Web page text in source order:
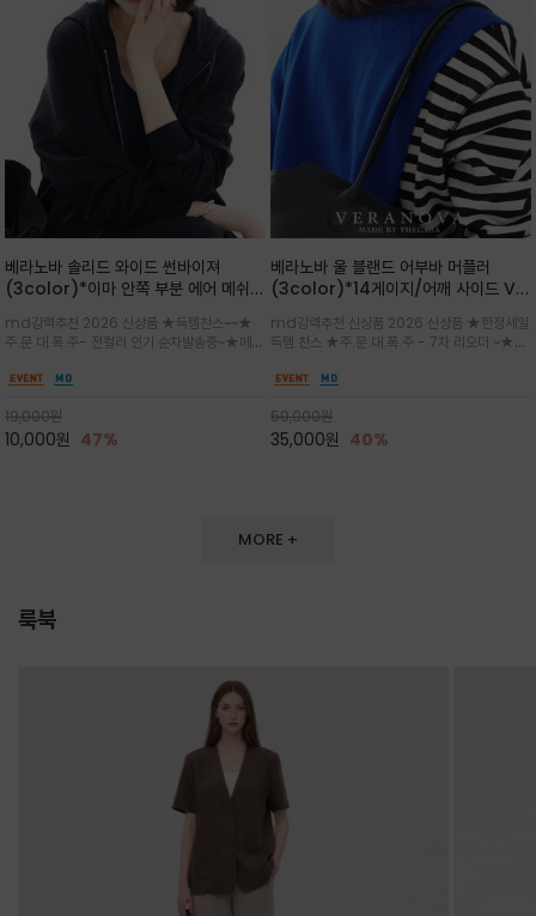
베라노바 솔리드 와이드 썬바이져
(3color)*이마 안쪽 부분 에어 메쉬
노바 심볼 전사 인쇄(Transfer
Printing)뒷밴딩으로 사이즈 조절이 가
능해 누구나 안정적으로 착용
md강력추천 2026 신상품 ★득템찬스~~★
주.문.대.폭.주- 전컬러 인기 순차발송중~★메쉬
일 보송보송한 스킨케어 핏(Skin-care fit)을
프,여행까지~~
19,000원
10,000원 47%
베라노바 울 블랜드 어부바 머플러
(3color)*14게이지/어깨 사이드 VN
잡는 감각적인 레이어드 니트 어부바숄/
뒷면의 은은한 V자 조직감과 부드러운
터치감으로 완성도를 높였으며, 단조로
md강력추천 신상품 2026 신상품 ★한정세일
득템 찬스 ★주.문.대.폭.주 - 7차 리오더 ~★셔
인트를 주기 좋으며, 소매 끝단에 위치한 실버
스러움을 동시에
59,000원
35,000원 40%
MORE +
룩북